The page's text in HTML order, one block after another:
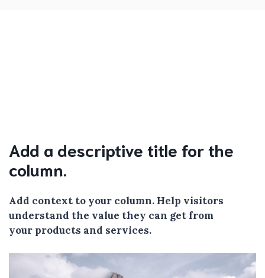
Add a descriptive title for the
column.
Add context to your column. Help visitors
understand the value they can get from
your products and services.